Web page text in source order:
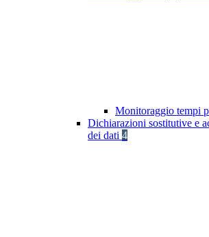
Monitoraggio tempi
Dichiarazioni sostitutive e
dei dati 4